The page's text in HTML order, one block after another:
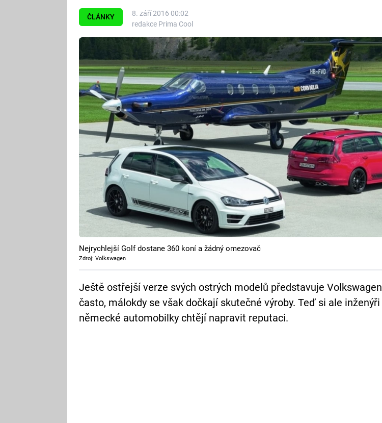
ČLÁNKY
8. září 2016 00:02
redakce Prima Cool
Nejrychlejší Golf dostane 360 koní a žádný omezovač
Zdroj: Volkswagen
Ještě ostřejší verze svých ostrých modelů představuje Volkswagen
často, málokdy se však dočkají skutečné výroby. Teď si ale inženýři
německé automobilky chtějí napravit reputaci.